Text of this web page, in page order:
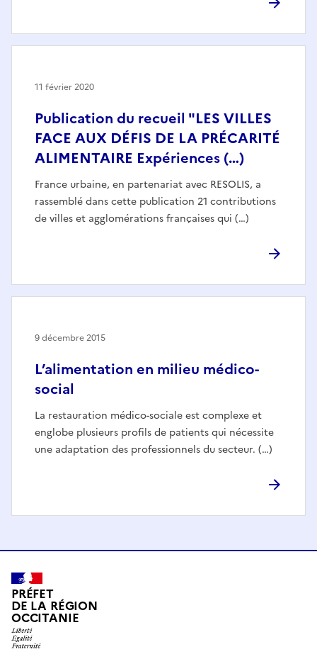
Publication du recueil "LES VILLES
FACE AUX DÉFIS DE LA PRÉCARITÉ
ALIMENTAIRE Expériences (…)
France urbaine, en partenariat avec RESOLIS, a
rassemblé dans cette publication 21 contributions
de villes et agglomérations françaises qui (…)
11 février 2020
L’alimentation en milieu médico-
social
La restauration médico-sociale est complexe et
englobe plusieurs profils de patients qui nécessite
une adaptation des professionnels du secteur. (…)
9 décembre 2015
PRÉFET
DE LA RÉGION
OCCITANIE